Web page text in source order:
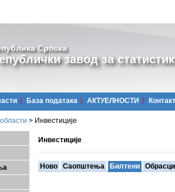
Српска
завод за
Базa података АКТУЕЛНОСТИ Контакт
> Инвестиције
Инвестиције
Ново Саопштења Билтени Обрасци